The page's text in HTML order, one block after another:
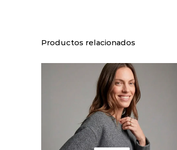
Productos relacionados